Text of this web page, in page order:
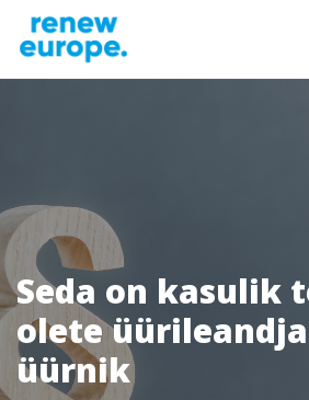
Seda on kasulik
olete
üürnik